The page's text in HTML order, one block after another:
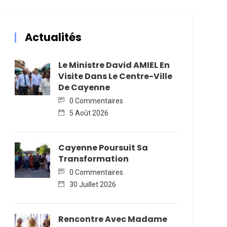
Actualités
Le Ministre David AMIEL En
Visite Dans Le Centre-Ville
De Cayenne
0 Commentaires
5 Août 2026
Cayenne Poursuit Sa
Transformation
0 Commentaires
30 Juillet 2026
Rencontre Avec Madame